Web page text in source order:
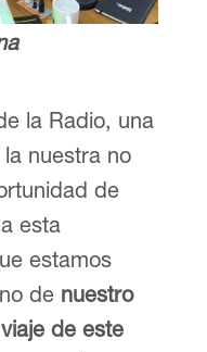
la Radio, una
nuestra no
de
esta
estamos
denuestro
de este